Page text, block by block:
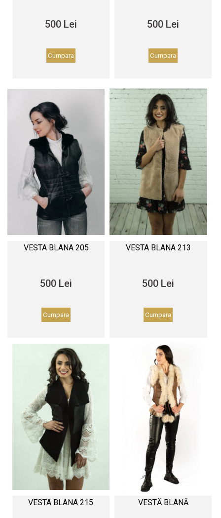
500 Lei
Cumpara
500 Lei
Cumpara
VESTA BLANA 205
500 Lei
Cumpara
VESTA BLANA 213
500 Lei
Cumpara
VESTA BLANA 215 VESTĂ BLANĂ